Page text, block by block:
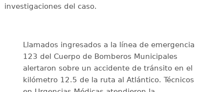
investigaciones del caso.
Llamados ingresados a la línea de emergencia
123 del Cuerpo de Bomberos Municipales
alertaron sobre un accidente de tránsito en el
kilómetro 12.5 de la ruta al Atlántico. Técnicos